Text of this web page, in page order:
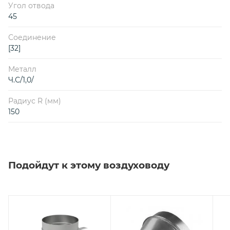
Угол отвода
45
Соединение
[32]
Металл
Ч.С/1,0/
Радиус R (мм)
150
Подойдут к этому воздуховоду